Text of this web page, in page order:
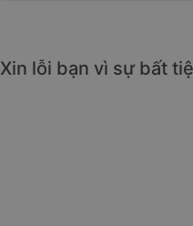
Xin lỗi bạn vì sự bất